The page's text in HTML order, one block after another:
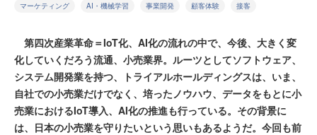
マーケティング AI・機械学習 事業開発 顧客体験 接客
第四次産業革命＝IoT化、AI化の流れの中で、今後、大きく変
化していくだろう流通、小売業界。ルーツとしてソフトウェア、
システム開発業を持つ、トライアルホールディングスは、いま、
自社での小売業だけでなく、培ったノウハウ、データをもとに小
売業におけるIoT導入、AI化の推進も行っている。その背景に
は、日本の小売業を守りたいという思いもあるようだ。今回も前